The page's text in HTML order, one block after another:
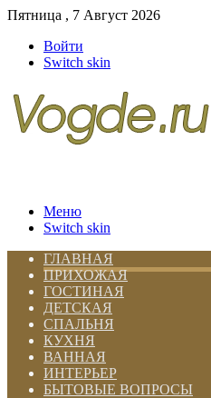
Пятница , 7 Август 2026
Войти
Switch skin
Меню
Switch skin
ГЛАВНАЯ
ПРИХОЖАЯ
ГОСТИНАЯ
ДЕТСКАЯ
СПАЛЬНЯ
КУХНЯ
ВАННАЯ
ИНТЕРЬЕР
БЫТОВЫЕ ВОПРОСЫ